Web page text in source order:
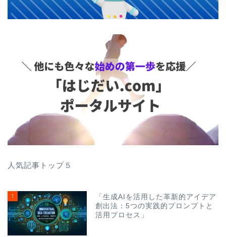
人気記事トップ５
1
「生成AIを活用した革新的アイデア
創出法：5つの実践的プロンプトと
活用プロセス」